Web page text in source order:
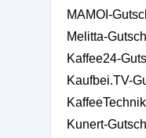
MAMOI-
Melitta-
Kaffee24-
Kaufbei.TV-
Kunert-